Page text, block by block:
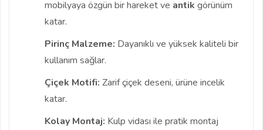
mobilyaya özgün bir hareket ve antik görünüm
katar.
Pirinç Malzeme: Dayanıklı ve yüksek kaliteli bir
kullanım sağlar.
Çiçek Motifi: Zarif çiçek deseni, ürüne incelik
katar.
Kolay Montaj: Kulp vidası ile pratik montaj